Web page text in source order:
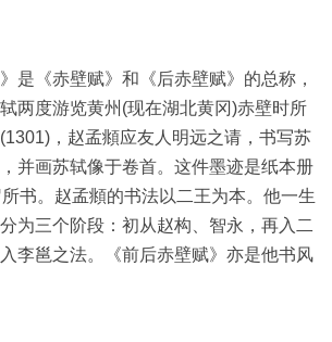
《赤壁赋》和《后赤壁赋》的总称，
两度游览黄州(现在湖北黄冈)赤壁时所
，赵孟頫应友人明远之请，书写苏
并画苏轼像于卷首。这件墨迹是纸本册
书。赵孟頫的书法以二王为本。他一生
为三个阶段：初从赵构、智永，再入二
李邕之法。《前后赤壁赋》亦是他书风